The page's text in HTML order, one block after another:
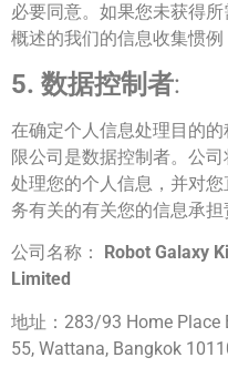
必要同意。如果您未获得
概述的我们的信息收集惯例
5. 数据控制者:
在确定个人信息处理目的
限公司是数据控制者。公
处理您的个人信息，并对
务有关的有关您的信息承
公司名称： Robot Galaxy
Limited
地址：283/93 Home Place
55, Wattana, Bangkok